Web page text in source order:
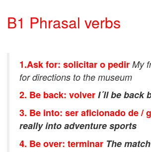
B1 Phrasal verbs
1.Ask for: solicitar o pedir My
for directions to the museum
2. Be back: volverI´ll be back
3. Be into: ser aficionado de /
really into adventure sports
4. Be over: terminar The